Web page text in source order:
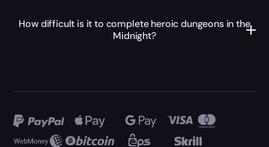
How difficult is it to complete heroic dungeons in the
Midnight?